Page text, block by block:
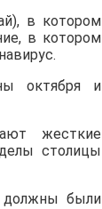
в котором
в котором
октября и
жесткие
столицы
должны были